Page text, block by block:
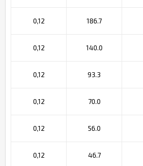
0,12 186.7
0,12 140.0
0,12 93.3
0,12 70.0
0,12 56.0
0,12 46.7